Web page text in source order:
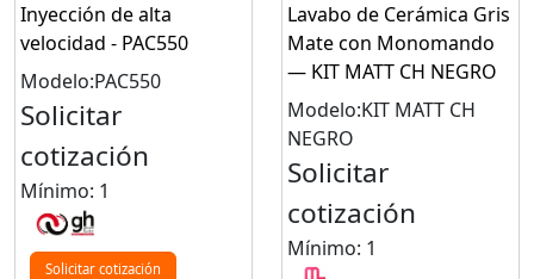
Inyección de alta
velocidad - PAC550
Modelo:PAC550
Solicitar
cotización
Mínimo: 1
Solicitar cotización
Lavabo de Cerámica Gris
Mate con Monomando
— KIT MATT CH NEGRO
Modelo:KIT MATT CH
NEGRO
Solicitar
cotización
Mínimo: 1